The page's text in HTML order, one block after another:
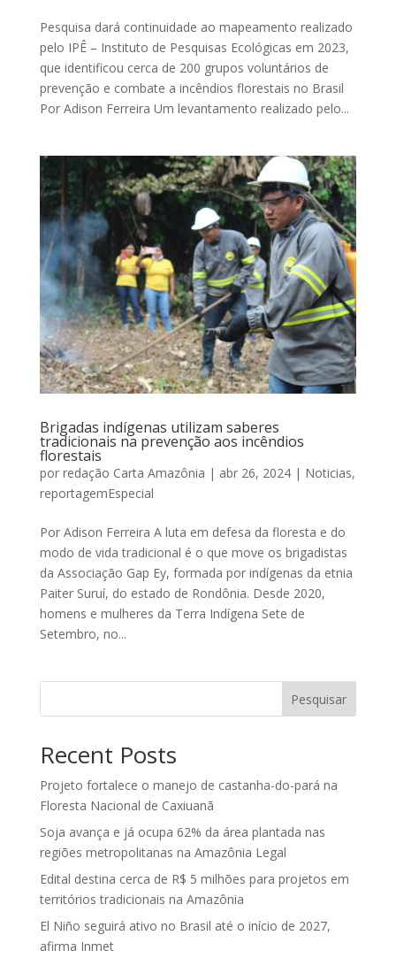
Pesquisa dará continuidade ao mapeamento realizado
pelo IPÊ – Instituto de Pesquisas Ecológicas em 2023,
que identificou cerca de 200 grupos voluntários de
prevenção e combate a incêndios florestais no Brasil
Por Adison Ferreira Um levantamento realizado pelo...
Brigadas indígenas utilizam saberes
tradicionais na prevenção aos incêndios
florestais
por redação Carta Amazônia | abr 26, 2024| Noticias,
reportagemEspecial
Por Adison Ferreira A luta em defesa da floresta e do
modo de vida tradicional é o que move os brigadistas
da Associação Gap Ey, formada por indígenas da etnia
Paiter Suruí, do estado de Rondônia. Desde 2020,
homens e mulheres da Terra Indígena Sete de
Setembro, no...
Pesquisar
Recent Posts
Projeto fortalece o manejo de castanha-do-pará na
Floresta Nacional de Caxiuanã
Soja avança e já ocupa 62% da área plantada nas
regiões metropolitanas na Amazônia Legal
Edital destina cerca de R$ 5 milhões para projetos em
territórios tradicionais na Amazônia
El Niño seguirá ativo no Brasil até o início de 2027,
afirma Inmet